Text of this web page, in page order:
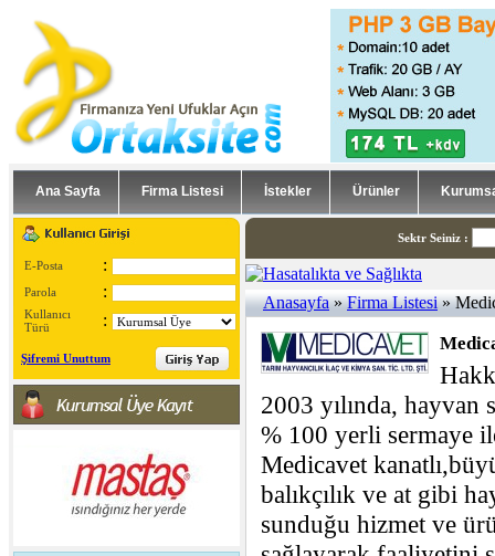
Ana Sayfa Firma Listesi İstekler Ürünler
E-Posta :
Parola :
Kullanıcı
Türü
:
Şifremi Unuttum
Sektr Seiniz :
Anasayfa»Firma Listesi»
2003 yılında, hayvan
% 100 yerli sermaye
Medicavet
balıkçılık ve at gibi
sunduğu hizmet ve